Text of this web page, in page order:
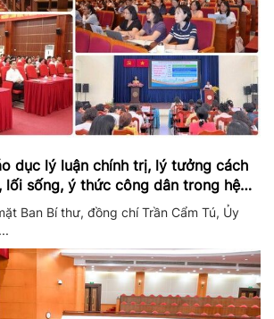
dục lý luận chính trị, lý tưởng cách
lối sống, ý thức công dân trong hệ
dân
Ban Bí thư, đồng chí Trần Cẩm Tú, Ủy